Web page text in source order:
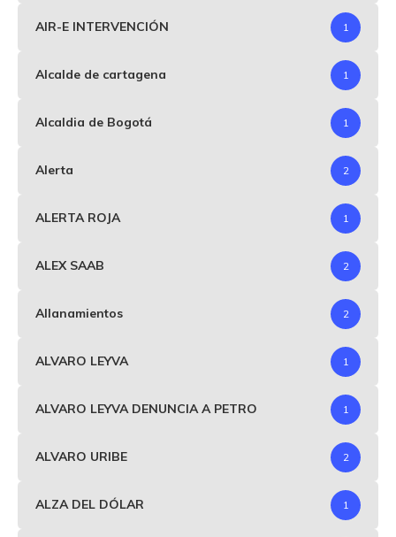
AIR-E INTERVENCIÓN 1
Alcalde de cartagena 1
Alcaldia de Bogotá 1
Alerta 2
ALERTA ROJA 1
ALEX SAAB 2
Allanamientos 2
ALVARO LEYVA 1
ALVARO LEYVA DENUNCIA A PETRO 1
ALVARO URIBE 2
ALZA DEL DÓLAR 1